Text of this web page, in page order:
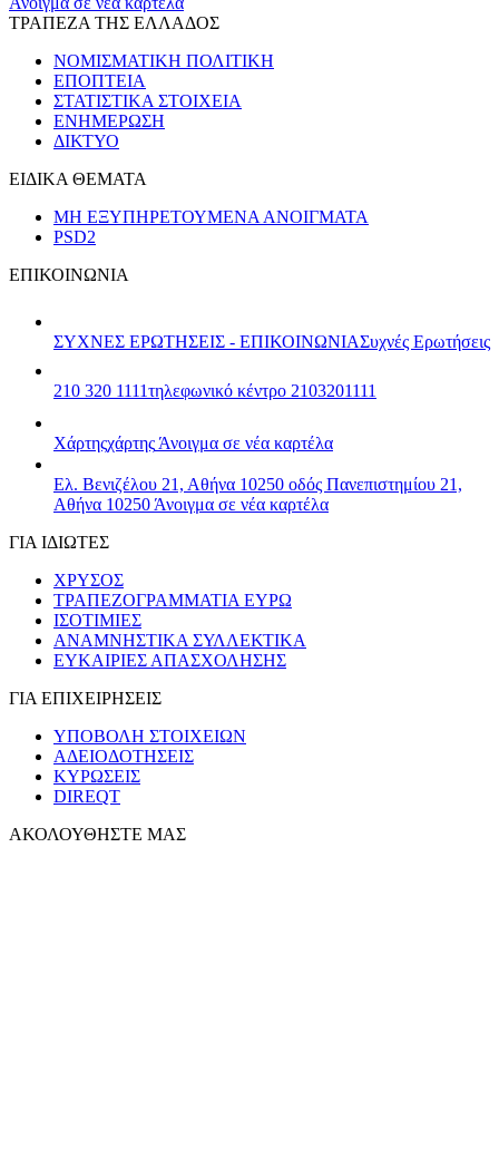
ΤΡΑΠΕΖΑ ΤΗΣ ΕΛΛΑΔΟΣ
ΝΟΜΙΣΜΑΤΙΚΗ ΠΟΛΙΤΙΚΗ
ΕΠΟΠΤΕΙΑ
ΣΤΑΤΙΣΤΙΚΑ ΣΤΟΙΧΕΙΑ
ΕΝΗΜΕΡΩΣΗ
ΔΙΚΤΥΟ
ΕΙΔΙΚΑ ΘΕΜΑΤΑ
ΜΗ ΕΞΥΠΗΡΕΤΟΥΜΕΝΑ ΑΝΟΙΓΜΑΤΑ
PSD2
ΕΠΙΚΟΙΝΩΝΙΑ
ΣΥΧΝΕΣ ΕΡΩΤΗΣΕΙΣ - ΕΠΙΚΟΙΝΩΝΙΑΣυχνές Ερωτήσεις
210 320 1111τηλεφωνικό κέντρο 2103201111
Χάρτηςχάρτης Άνοιγμα σε νέα καρτέλα
Ελ. Βενιζέλου 21, Αθήνα 10250 οδός Πανεπιστημίου 21,
Αθήνα 10250 Άνοιγμα σε νέα καρτέλα
ΓΙΑ ΙΔΙΩΤΕΣ
ΧΡΥΣΟΣ
ΤΡΑΠΕΖΟΓΡΑΜΜΑΤΙΑ ΕΥΡΩ
ΙΣΟΤΙΜΙΕΣ
ΑΝΑΜΝΗΣΤΙΚΑ ΣΥΛΛΕΚΤΙΚΑ
ΕΥΚΑΙΡΙΕΣ ΑΠΑΣΧΟΛΗΣΗΣ
ΓΙΑ ΕΠΙΧΕΙΡΗΣΕΙΣ
ΥΠΟΒΟΛΗ ΣΤΟΙΧΕΙΩΝ
ΑΔΕΙΟΔΟΤΗΣΕΙΣ
ΚΥΡΩΣΕΙΣ
DIREQT
ΑΚΟΛΟΥΘΗΣΤΕ ΜΑΣ